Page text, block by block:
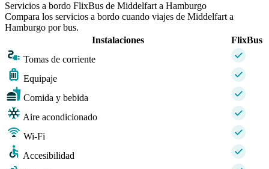
Servicios a bordo FlixBus de Middelfart a Hamburgo
Compara los servicios a bordo cuando viajes de Middelfart a
Hamburgo por bus.
Instalaciones
FlixBus
Tomas de corriente
Equipaje
Comida y bebida
Aire acondicionado
Wi-Fi
Accesibilidad